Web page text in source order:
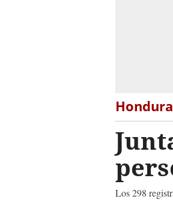
Los 298